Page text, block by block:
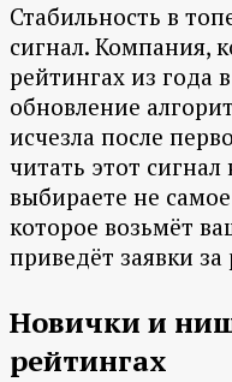
Стабильность в
сигнал. Компания,
рейтингах из года
обновление
исчезла после
читать этот
выбираете не
которое возьмёт
приведёт заявки
Новички и
рейтингах